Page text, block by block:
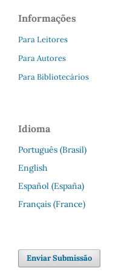
Informações
Para Leitores
Para Autores
Para Bibliotecários
Idioma
Português (Brasil)
English
Español (España)
Français (France)
Enviar Submissão